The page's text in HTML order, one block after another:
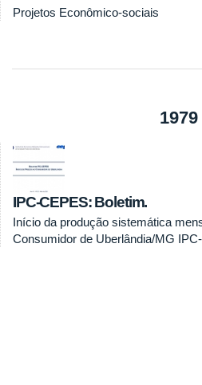
Projetos Econômico-sociais
1979
IPC-CEPES: Boletim.
Início da produção sistemática
Consumidor de Uberlândia/MG